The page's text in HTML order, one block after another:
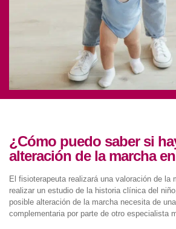
¿Cómo puedo saber si
alteración de la marcha
El fisioterapeuta realizará una valoración de la
realizar un estudio de la historia clínica del
posible alteración de la marcha necesita de
complementaria por parte de otro especialista